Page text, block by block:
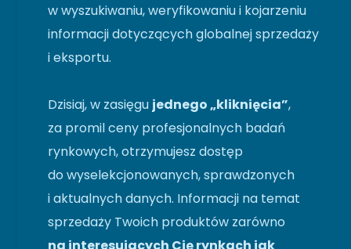
w wyszukiwaniu, weryfikowaniu i kojarzeniu
informacji dotyczących globalnej sprzedaży
i eksportu.
Dzisiaj, w zasięgu jednego „kliknięcia”,
za promil ceny profesjonalnych badań
rynkowych, otrzymujesz dostęp
do wyselekcjonowanych, sprawdzonych
i aktualnych danych. Informacji na temat
sprzedaży Twoich produktów zarówno
na interesujących Cię rynkach jak